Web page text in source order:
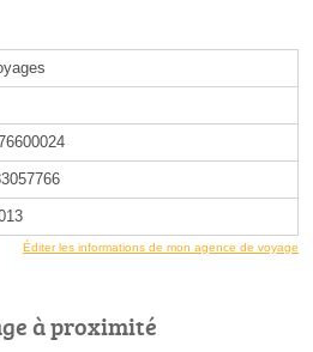
Éditer les informations de mon agence de voyage
à proximité